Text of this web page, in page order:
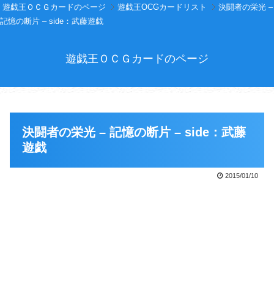
遊戯王ＯＣＧカードのページ 遊戯王OCGカードリスト
決闘者の栄光 –
記憶の断片 – side：武藤遊戯
遊戯王ＯＣＧカードのページ
決闘者の栄光 – 記憶の断片 – side：武藤
遊戯
2015/01/10